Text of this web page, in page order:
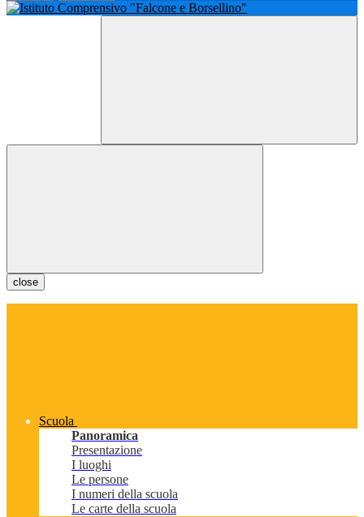
close
Scuola
Panoramica
Presentazione
I luoghi
Le persone
I numeri della scuola
Le carte della scuola